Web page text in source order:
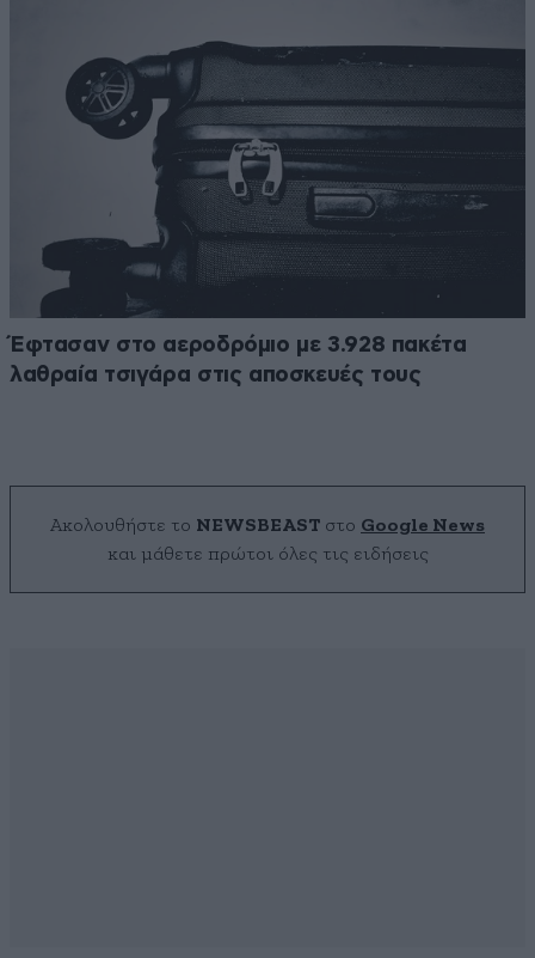
Έφτασαν στο αεροδρόμιο με 3.928 πακέτα
λαθραία τσιγάρα στις αποσκευές τους
Ακολουθήστε το NEWSBEAST στο Google News
και μάθετε πρώτοι όλες τις ειδήσεις